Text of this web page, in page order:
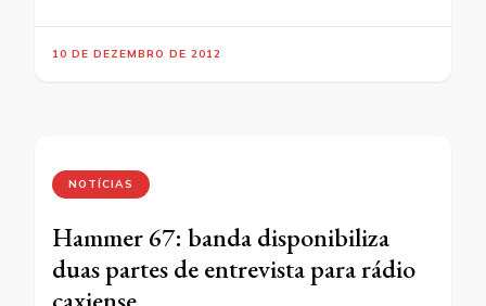
10 DE DEZEMBRO DE 2012
NOTÍCIAS
Hammer 67: banda disponibiliza
duas partes de entrevista para rádio